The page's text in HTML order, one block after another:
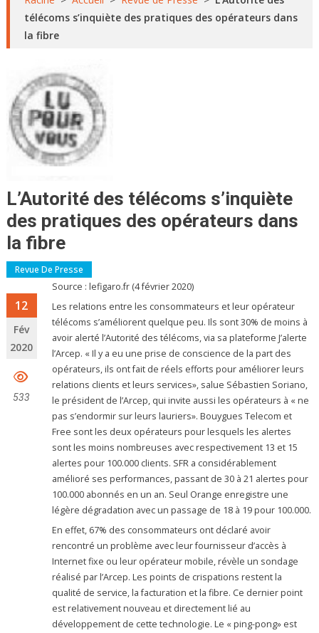
télécoms s’inquiète des pratiques des opérateurs dans
la fibre
L’Autorité des télécoms s’inquiète
des pratiques des opérateurs dans
la fibre
Revue De Presse
12
Fév
2020
533
Source : lefigaro.fr (4 février 2020)
Les relations entre les consommateurs et leur opérateur
télécoms s’améliorent quelque peu. Ils sont 30% de moins à
avoir alerté l’Autorité des télécoms, via sa plateforme J’alerte
l’Arcep. « Il y a eu une prise de conscience de la part des
opérateurs, ils ont fait de réels efforts pour améliorer leurs
relations clients et leurs services», salue Sébastien Soriano,
le président de l’Arcep, qui invite aussi les opérateurs à « ne
pas s’endormir sur leurs lauriers». Bouygues Telecom et
Free sont les deux opérateurs pour lesquels les alertes
sont les moins nombreuses avec respectivement 13 et 15
alertes pour 100.000 clients. SFR a considérablement
amélioré ses performances, passant de 30 à 21 alertes pour
100.000 abonnés en un an. Seul Orange enregistre une
légère dégradation avec un passage de 18 à 19 pour 100.000.
En effet, 67% des consommateurs ont déclaré avoir
rencontré un problème avec leur fournisseur d’accès à
Internet fixe ou leur opérateur mobile, révèle un sondage
réalisé par l’Arcep. Les points de crispations restent la
qualité de service, la facturation et la fibre. Ce dernier point
est relativement nouveau et directement lié au
développement de cette technologie. Le « ping-pong» est